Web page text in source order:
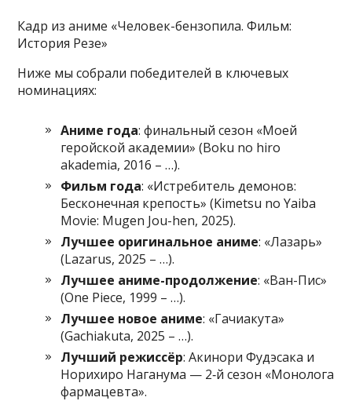
Кадр из аниме «Человек-бензопила. Фильм:
История Резе»
Ниже мы собрали победителей в ключевых
номинациях:
Аниме года: финальный сезон «Моей
геройской академии» (Boku no hiro
akademia, 2016 – …).
Фильм года: «Истребитель демонов:
Бесконечная крепость» (Kimetsu no Yaiba
Movie: Mugen Jou-hen, 2025).
Лучшее оригинальное аниме: «Лазарь»
(Lazarus, 2025 – …).
Лучшее аниме-продолжение: «Ван-Пис»
(One Piece, 1999 – …).
Лучшее новое аниме: «Гачиакута»
(Gachiakuta, 2025 – …).
Лучший режиссёр: Акинори Фудэсака и
Норихиро Наганума — 2‑й сезон «Монолога
фармацевта».